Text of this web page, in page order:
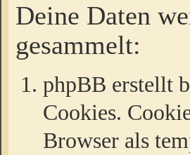
Deine Daten
gesammelt:
phpBB erstellt
Cookies.
Browser als